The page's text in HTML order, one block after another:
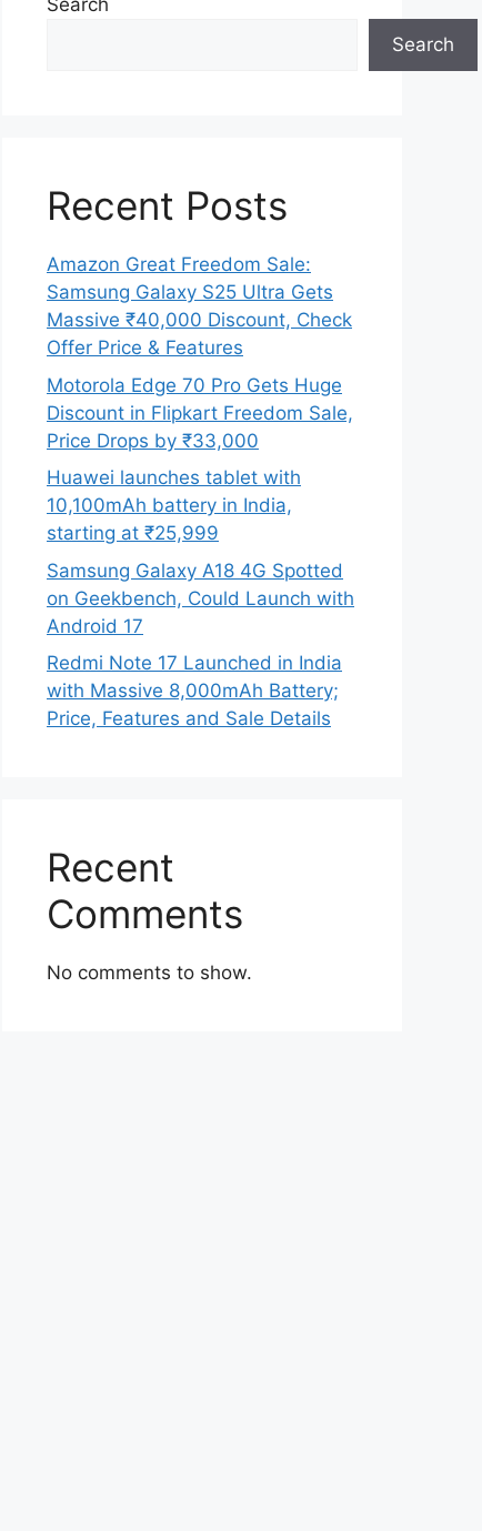
Search
Search
Recent Posts
Amazon Great Freedom Sale:
Samsung Galaxy S25 Ultra Gets
Massive ₹40,000 Discount, Check
Offer Price & Features
Motorola Edge 70 Pro Gets Huge
Discount in Flipkart Freedom Sale,
Price Drops by ₹33,000
Huawei launches tablet with
10,100mAh battery in India,
starting at ₹25,999
Samsung Galaxy A18 4G Spotted
on Geekbench, Could Launch with
Android 17
Redmi Note 17 Launched in India
with Massive 8,000mAh Battery;
Price, Features and Sale Details
Recent
Comments
No comments to show.